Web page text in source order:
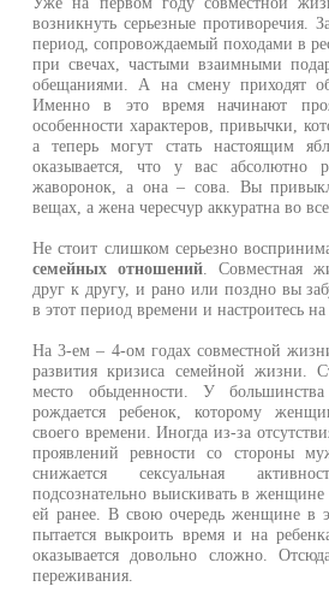
возникнуть серьезные противоречия.
период, сопровождаемый походами в
при свечах, частыми взаимными
обещаниями. А на смену приходят
Именно в это время начинают
особенности характеров, привычки,
а теперь могут стать настоящим
оказывается, что у вас
жаворонок, а она – сова. Вы
вещах, а жена чересчур аккуратна во
Не стоит слишком серьезно
семейных отношений. Совместная
друг к другу, и рано или поздно вы
в этот период времени и настроитесь
На 3-ем – 4-ом годах совместной
развития кризиса семейной жизни.
место обыденности. У
рождается ребенок, которому
своего времени. Иногда из-за
проявлений ревности со стороны
снижается сексуальная
подсознательно выискивать в
ей ранее. В свою очередь женщине в
пытается выкроить время и на
оказывается довольно сложно.
переживания.